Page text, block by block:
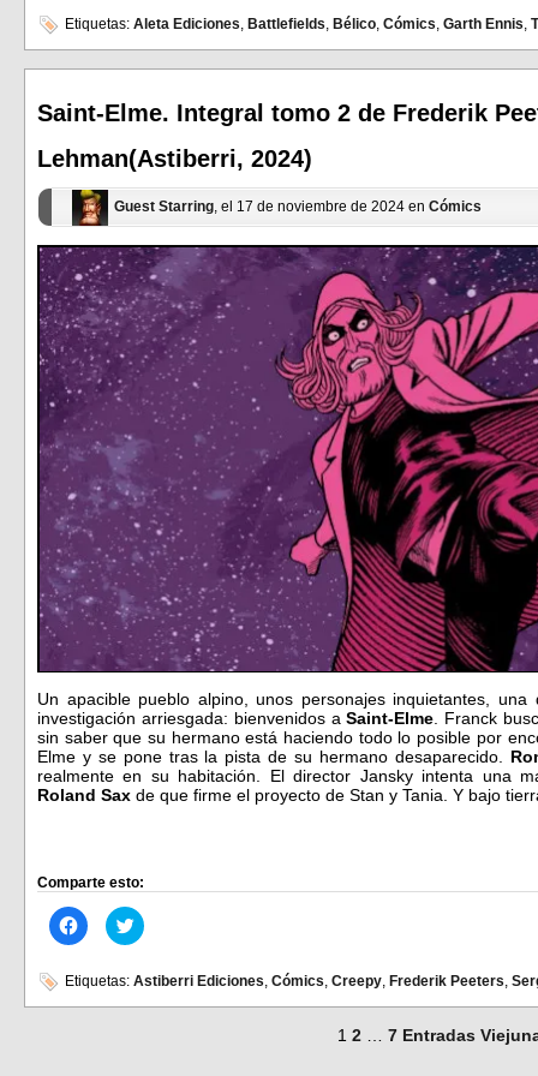
en
Facebook
(Se
abre
ventana
nueva)
en
(Se
abre
ventana
nueva)
Etiquetas: Aleta Ediciones, Battlefields, Bélico, Cómics, Garth Ennis,
Saint-Elme. Integral tomo 2 de Frederik
Lehman(Astiberri, 2024)
Guest Starring, el 17 de noviembre de 2024 en Cómics
Un apacible pueblo alpino, unos personajes inquietantes,
investigación arriesgada: bienvenidos aSaint-Elme. Franck
sin saber que su hermano está haciendo todo lo posible por
Elme y se pone tras la pista de su hermano desaparecido.
realmente en su habitación. El director Jansky intenta una
Roland Sax de que firme el proyecto de Stan y Tania. Y bajo
Comparte esto:
Haz
clic
en
Facebook
(Se
Haz
clic
en
(Se
Etiquetas: Astiberri Ediciones, Cómics, Creepy, Frederik Peeters,
1 2 … 7 Entradas